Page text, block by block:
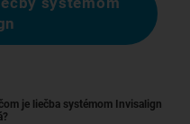
je liečba systémom Invisalign